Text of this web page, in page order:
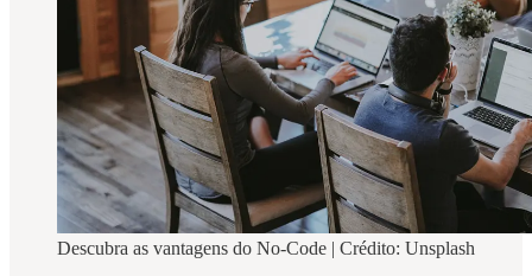
Descubra as vantagens do No-Code | Crédito: Unsplash